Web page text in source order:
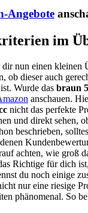
Angebote
im
nun einen
ob dieser auch
Wurde das braun
anschauen.
nicht das perfekte
und direkt sehen,
beschrieben,
achten, wie groß
Richtige für dich
du noch einige
nur eine riesige
phänomenal. So